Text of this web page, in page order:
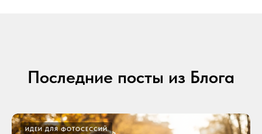
Последние посты из Блога
ИДЕИ ДЛЯ ФОТОСЕССИЙ